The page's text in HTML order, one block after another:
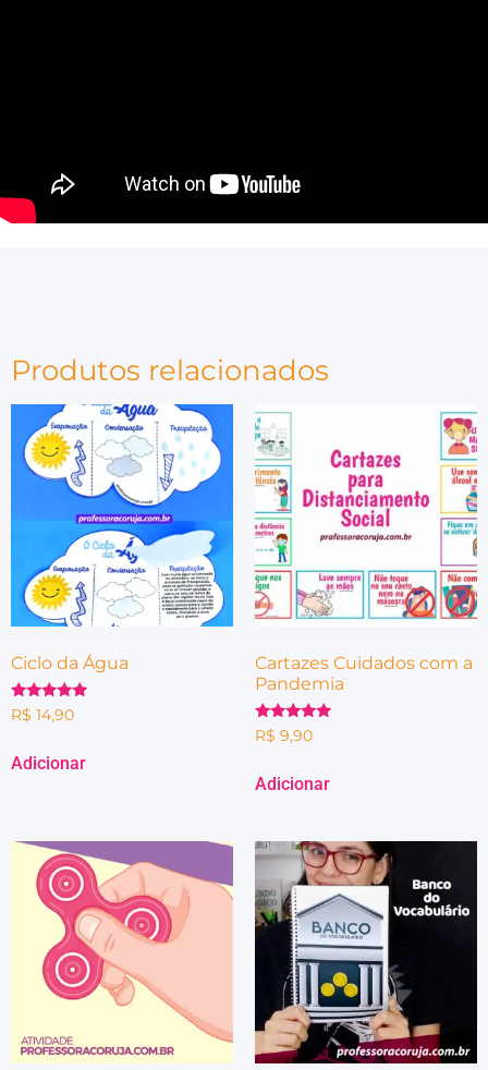
Produtos relacionados
Ciclo da Água
Avaliação
5.00
R$ 14,90
Adicionar
Cartazes Cuidados com a
Pandemia
Avaliação
5.00
R$ 9,90
Adicionar